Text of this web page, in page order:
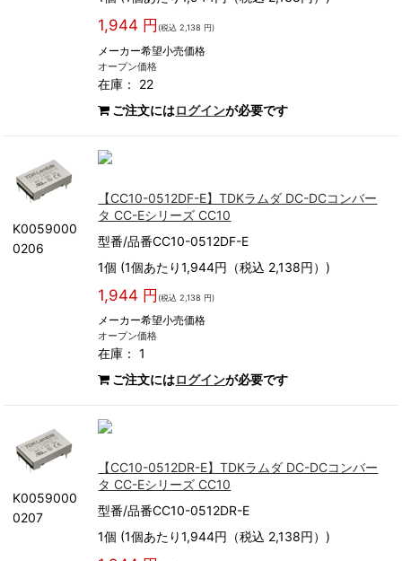
1,944 円 (税込 2,138 円)
メーカー希望小売価格
オープン価格
在庫： 22
ご注文にはログインが必要です
K0059000
0206
【CC10-0512DF-E】TDKラムダ DC-DCコンバー
タ CC-Eシリーズ CC10
型番/品番CC10-0512DF-E
1個 (1個あたり1,944円（税込 2,138円）)
1,944 円 (税込 2,138 円)
メーカー希望小売価格
オープン価格
在庫： 1
ご注文にはログインが必要です
K0059000
0207
【CC10-0512DR-E】TDKラムダ DC-DCコンバー
タ CC-Eシリーズ CC10
型番/品番CC10-0512DR-E
1個 (1個あたり1,944円（税込 2,138円）)